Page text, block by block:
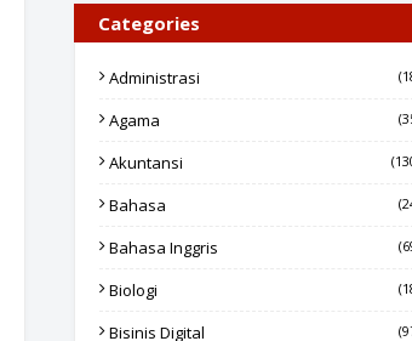
Categories
Administrasi
Agama
Akuntansi
Bahasa
Bahasa Inggris
Biologi
Bisinis Digital